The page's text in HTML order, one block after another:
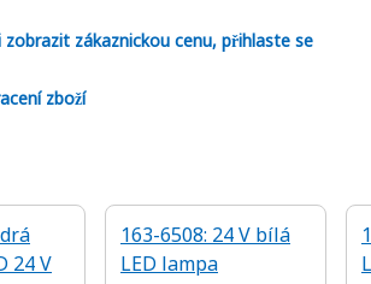
zobrazit zákaznickou cenu, přihlaste se
zboží
24 V
163-6508: 24 V bílá
LED lampa